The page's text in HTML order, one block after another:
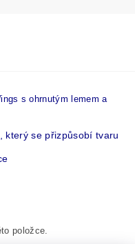
s ohrnutým lemem a
který se přizpůsobí tvaru
položce.